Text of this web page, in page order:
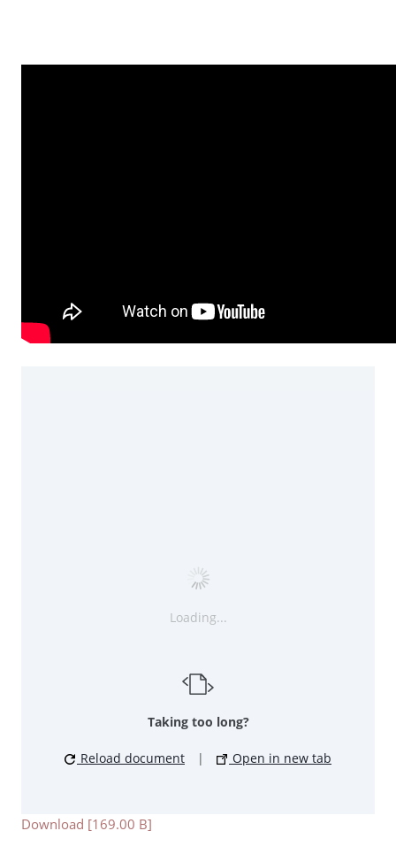
Loading...
Taking too long?
Reload document | Open in new tab
Download [169.00 B]